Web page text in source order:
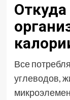
Откуда
Все
углеводов,